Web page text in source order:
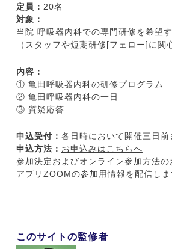
定員： 20名
対象：
当院 呼吸器内科での専門研修を希望
（スタッフや短期研修[フェロー]に関
内容：
① 亀田呼吸器内科の研修プログラム
② 亀田呼吸器内科の一日 内
③ 質疑応答
申込受付： 各日時において開催三日前
申込方法： お申込みはこちらへ
参加決定およびオンライン参加方法
アプリZOOMの参加用情報を配信しま
このサイトの監修者